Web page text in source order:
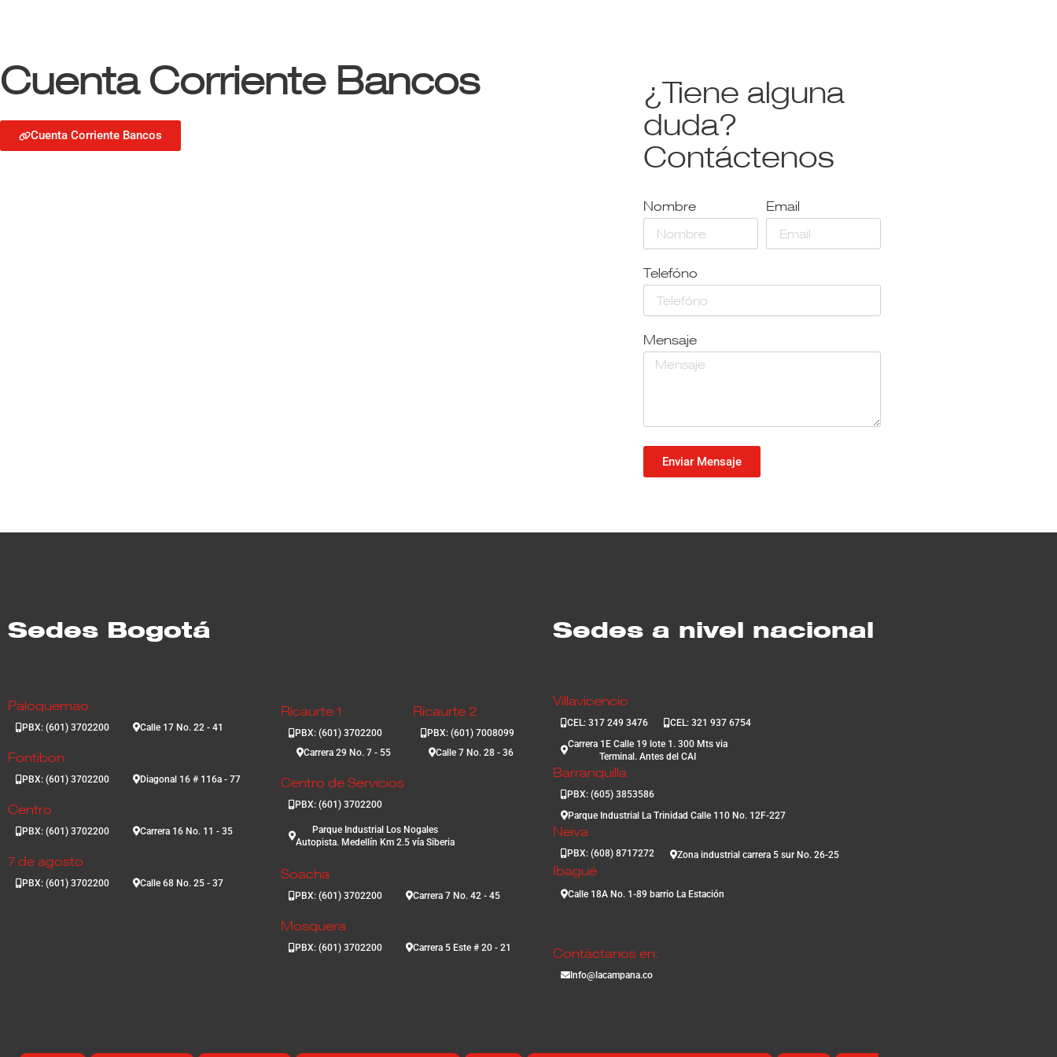
Cuenta Corriente Bancos
Cuenta Corriente Bancos
¿Tiene alguna
duda?
Contáctenos
Nombre Email
Telefóno
Mensaje
Enviar Mensaje
Sedes Bogotá
Paloquemao
PBX: (601) 3702200 Calle 17 No. 22 - 41
Fontibon
PBX: (601) 3702200 Diagonal 16 # 116a - 77
Centro
PBX: (601) 3702200 Carrera 16 No. 11 - 35
7 de agosto
PBX: (601) 3702200 Calle 68 No. 25 - 37
Ricaurte 1
PBX: (601) 3702200
Carrera 29 No. 7 - 55
Ricaurte 2
PBX: (601) 7008099
Calle 7 No. 28 - 36
Centro de Servicios
PBX: (601) 3702200
Parque Industrial Los Nogales
Autopista. Medellín Km 2.5 vía Siberia
Soacha
PBX: (601) 3702200 Carrera 7 No. 42 - 45
Mosquera
PBX: (601) 3702200 Carrera 5 Este # 20 - 21
Sedes a nivel nacional
Villavicencio
CEL: 317 249 3476
CEL: 321 937 6754
Carrera 1E Calle 19 lote 1. 300 Mts via
Terminal. Antes del CAI
Barranquilla
PBX: (605) 3853586
Parque Industrial La Trinidad Calle 110 No. 12F-227
Neiva
PBX: (608) 8717272 Zona industrial carrera 5 sur No. 26-25
Ibagué
Calle 18A No. 1-89 barrio La Estación
Contáctanos en:
Info@lacampana.co